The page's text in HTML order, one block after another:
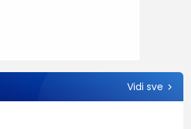
Vidi sve